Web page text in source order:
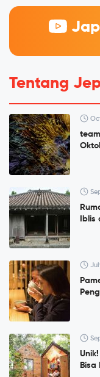
Tentang
Bisa